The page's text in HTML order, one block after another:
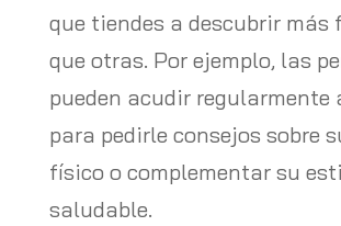
que tiendes a descubrir más
que otras. Por ejemplo, las
pueden acudir regularmente
para pedirle consejos sobre
físico o complementar su
saludable.